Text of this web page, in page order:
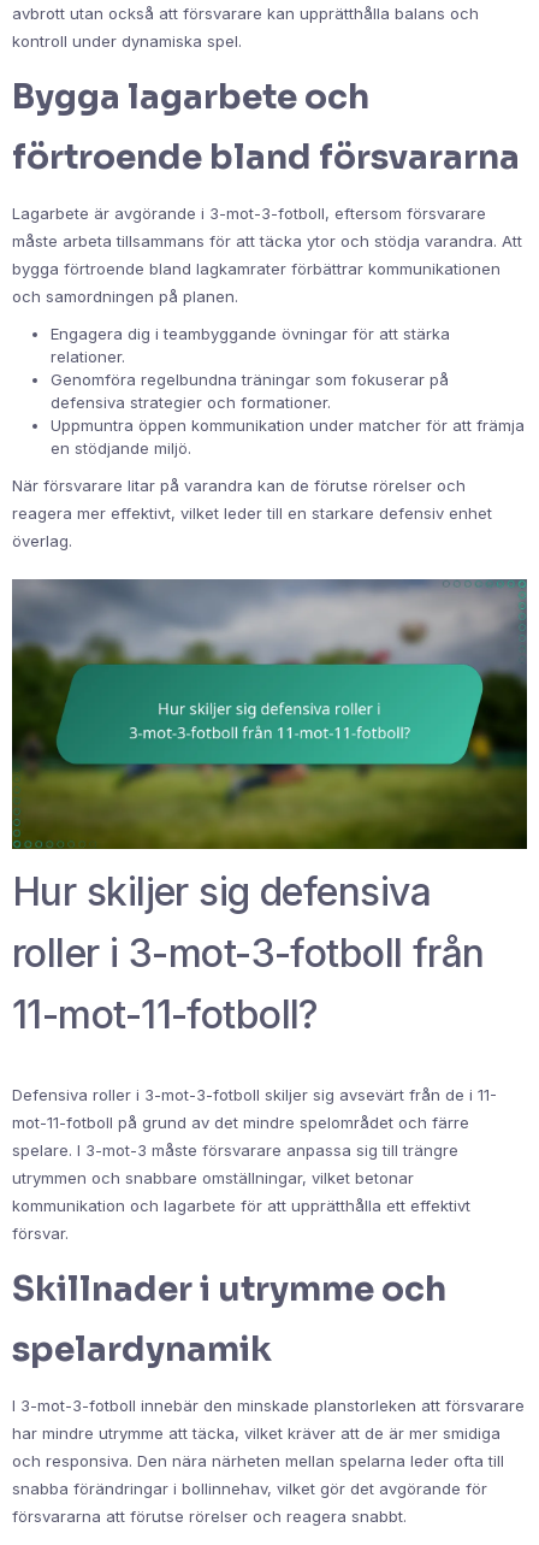
avbrott utan också att försvarare kan upprätthålla balans och
kontroll under dynamiska spel.
Bygga lagarbete och
förtroende bland försvararna
Lagarbete är avgörande i 3-mot-3-fotboll, eftersom försvarare
måste arbeta tillsammans för att täcka ytor och stödja varandra. Att
bygga förtroende bland lagkamrater förbättrar kommunikationen
och samordningen på planen.
Engagera dig i teambyggande övningar för att stärka
relationer.
Genomföra regelbundna träningar som fokuserar på
defensiva strategier och formationer.
Uppmuntra öppen kommunikation under matcher för att främja
en stödjande miljö.
När försvarare litar på varandra kan de förutse rörelser och
reagera mer effektivt, vilket leder till en starkare defensiv enhet
överlag.
Hur skiljer sig defensiva
roller i 3-mot-3-fotboll från
11-mot-11-fotboll?
Defensiva roller i 3-mot-3-fotboll skiljer sig avsevärt från de i 11-
mot-11-fotboll på grund av det mindre spelområdet och färre
spelare. I 3-mot-3 måste försvarare anpassa sig till trängre
utrymmen och snabbare omställningar, vilket betonar
kommunikation och lagarbete för att upprätthålla ett effektivt
försvar.
Skillnader i utrymme och
spelardynamik
I 3-mot-3-fotboll innebär den minskade planstorleken att försvarare
har mindre utrymme att täcka, vilket kräver att de är mer smidiga
och responsiva. Den nära närheten mellan spelarna leder ofta till
snabba förändringar i bollinnehav, vilket gör det avgörande för
försvararna att förutse rörelser och reagera snabbt.